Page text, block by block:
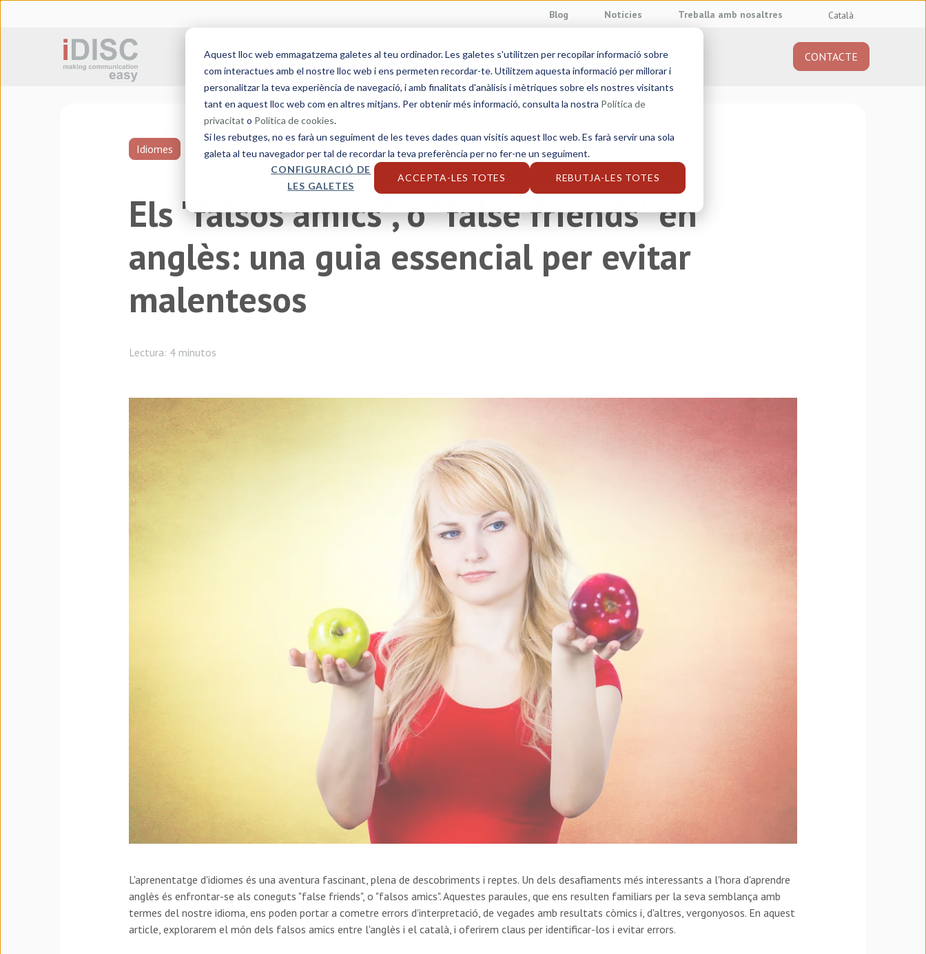
Aquest lloc web emmagatzema galetes al teu ordinador. Les galetes s'utilitzen per recopilar informació sobre
com interactues amb el nostre lloc web i ens permeten recordar-te. Utilitzem aquesta informació per millorar i
personalitzar la teva experiència de navegació, i amb finalitats d'anàlisis i mètriques sobre els nostres visitants
tant en aquest lloc web com en altres mitjans. Per obtenir més informació, consulta la nostra Política de
privacitat o Política de cookies.
Si les rebutges, no es farà un seguiment de les teves dades quan visitis aquest lloc web. Es farà servir una sola
galeta al teu navegador per tal de recordar la teva preferència per no fer-ne un seguiment.
CONFIGURACIÓ DE
LES GALETES
ACCEPTA-LES TOTES REBUTJA-LES TOTES
Blog Notícies Treballa amb nosaltres Català
Traducció jurada Serveis lingüístics Sectors Solucions Sobre nosaltres CONTACTE
Idiomes
Els "falsos amics", o "false friends" en
anglès: una guia essencial per evitar
malentesos
Lectura: 4 minutos
L'aprenentatge d'idiomes és una aventura fascinant, plena de descobriments i reptes. Un dels desafiaments més interessants a l'hora d'aprendre
anglès és enfrontar-se als coneguts "false friends", o "falsos amics". Aquestes paraules, que ens resulten familiars per la seva semblança amb
termes del nostre idioma, ens poden portar a cometre errors d'interpretació, de vegades amb resultats còmics i, d'altres, vergonyosos. En aquest
article, explorarem el món dels falsos amics entre l'anglès i el català, i oferirem claus per identificar-los i evitar errors.